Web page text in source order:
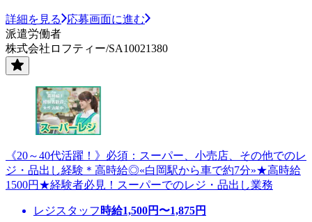
詳細を見る
応募画面に進む
派遣労働者
株式会社ロフティー/SA10021380
《20～40代活躍！》必須：スーパー、小売店、その他でのレ
ジ・品出し経験＊高時給◎«白岡駅から車で約7分»★高時給
1500円★経験者必見！スーパーでのレジ・品出し業務
レジスタッフ 時給1,500円〜1,875円